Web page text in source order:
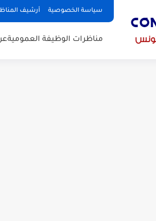
سياسة الخصوصية أرشيف
مناظرات الوظيفة العمومية